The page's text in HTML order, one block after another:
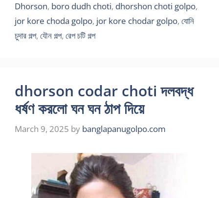
Dhorson, boro dudh choti, dhorshon choti golpo,
jor kore choda golpo, jor kore chodar golpo, যোনি
চুদার গল্প, যৌন গল্প, রেপ চটি গল্প
dhorson codar choti দলবদ্ধ
ধর্ষণ করলো ঘন ঘন ঠাপ দিয়ে
March 9, 2025 by banglapanugolpo.com